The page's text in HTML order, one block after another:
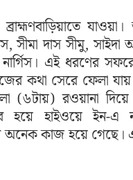
সীমা দাস সীমু,
এই ধরণের
কথা সেরে ফেলা
(৬টায়) রওয়ানা
হয়ে হাইওয়ে ইন-এ
অনেক কাজ হয়ে